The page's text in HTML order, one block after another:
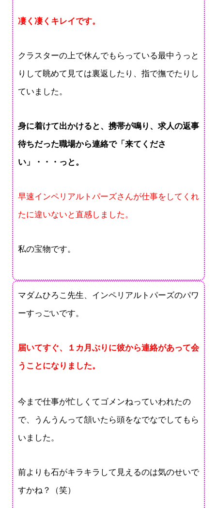
凄く凄くキレイです。
クラスターの上で休んでもらっている最中うっと
りして眺めて見ては裏返したり、指で撫でたりし
ていました。
身に着けて出かけると、携帯が鳴り、求人の返事
待ちだった職場から連絡で「来てくださ
い」・・・っと。
早速インペリアルトパーズさんが仕事をしてくれ
たに違いないと直感しました。
私の宝物です。
マダムひろこ先生、インペリアルトパーズのパワ
ーすっごいです。
届いてすぐ、１カ月ぶりに彼から連絡があって会
うことになりました。
今まで仕事が忙しくてゴメンねっていわれたの
で、うんうんって頷いたら頭をなでなでしてもら
いました。
前よりも石がキラキラして見えるのは気のせいで
すかね？（笑）